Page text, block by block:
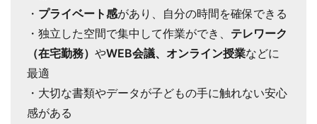
・ プライベート感があり、自分の時間を確保できる
・独立した空間で集中して作業ができ、 テレワーク
（在宅勤務） やWEB会議、オンライン授業などに
最適
・大切な書類やデータが子どもの手に触れない安心
感がある